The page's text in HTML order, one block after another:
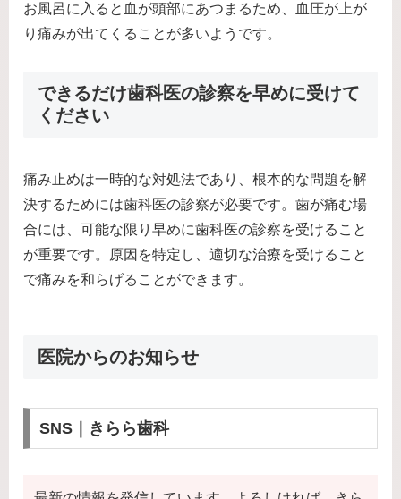
お風呂に入ると血が頭部にあつまるため、血圧が上が
り痛みが出てくることが多いようです。
できるだけ歯科医の診察を早めに受けて
ください
痛み止めは一時的な対処法であり、根本的な問題を解
決するためには歯科医の診察が必要です。歯が痛む場
合には、可能な限り早めに歯科医の診察を受けること
が重要です。原因を特定し、適切な治療を受けること
で痛みを和らげることができます。
医院からのお知らせ
SNS｜きらら歯科